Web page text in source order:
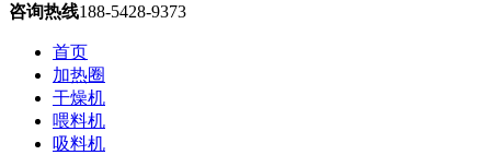
咨询热线188-5428-9373
首页
加热圈
干燥机
喂料机
吸料机